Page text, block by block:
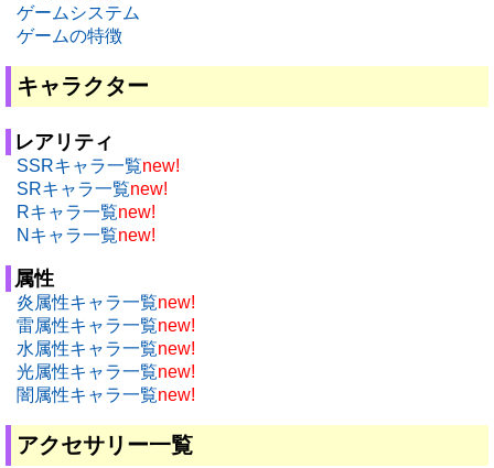
ゲームシステム
ゲームの特徴
キャラクター
レアリティ
SSRキャラ一覧new!
SRキャラ一覧new!
Rキャラ一覧new!
Nキャラ一覧new!
属性
炎属性キャラ一覧new!
雷属性キャラ一覧new!
水属性キャラ一覧new!
光属性キャラ一覧new!
闇属性キャラ一覧new!
アクセサリー一覧